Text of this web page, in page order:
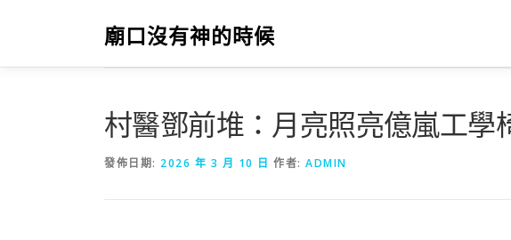
要
廟口沒有神的時候
村醫鄧前堆：月亮照亮億嵐工學
發佈日期: 2026 年 3 月 10 日 作者: ADMIN